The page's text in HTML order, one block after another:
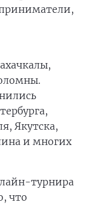
Якутска,
и многих
турнира
что